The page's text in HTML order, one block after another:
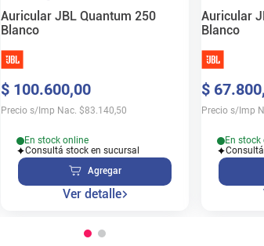
Auricular JBL Quantum 250
Blanco
$ 100.600,00
Precio s/Imp Nac. $83.140,50
En stock online
Consultá stock en sucursal
Agregar
Ver detalle
Auricular
Blanco
$ 67.800,
Precio s/Imp
En stock